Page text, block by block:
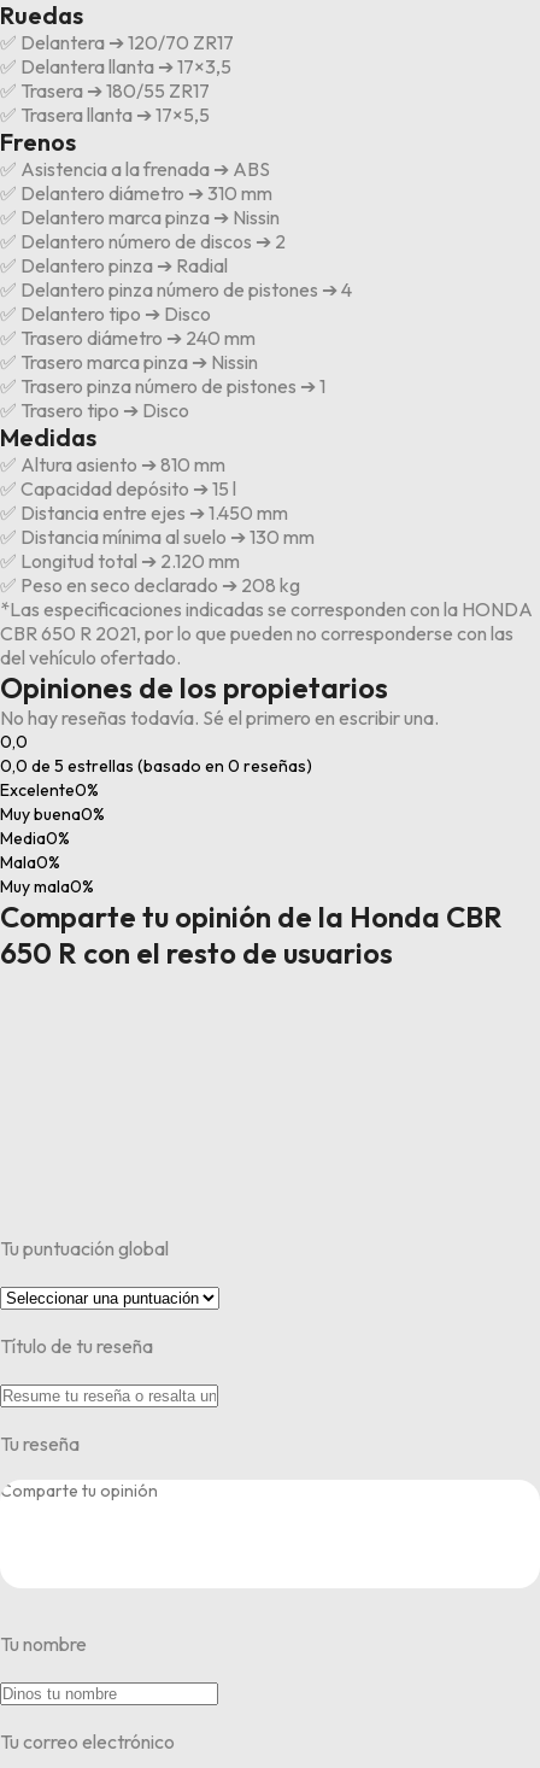
Ruedas
✅ Delantera ➔ 120/70 ZR17
✅ Delantera llanta ➔ 17×3,5
✅ Trasera ➔ 180/55 ZR17
✅ Trasera llanta ➔ 17×5,5
Frenos
✅ Asistencia a la frenada ➔ ABS
✅ Delantero diámetro ➔ 310 mm
✅ Delantero marca pinza ➔ Nissin
✅ Delantero número de discos ➔ 2
✅ Delantero pinza ➔ Radial
✅ Delantero pinza número de pistones ➔ 4
✅ Delantero tipo ➔ Disco
✅ Trasero diámetro ➔ 240 mm
✅ Trasero marca pinza ➔ Nissin
✅ Trasero pinza número de pistones ➔ 1
✅ Trasero tipo ➔ Disco
Medidas
✅ Altura asiento ➔ 810 mm
✅ Capacidad depósito ➔ 15 l
✅ Distancia entre ejes ➔ 1.450 mm
✅ Distancia mínima al suelo ➔ 130 mm
✅ Longitud total ➔ 2.120 mm
✅ Peso en seco declarado ➔ 208 kg
*Las especificaciones indicadas se corresponden con la HONDA
CBR 650 R 2021, por lo que pueden no corresponderse con las
del vehículo ofertado.
Opiniones de los propietarios
No hay reseñas todavía. Sé el primero en escribir una.
0,0
0,0 de 5 estrellas (basado en 0 reseñas)
Excelente0%
Muy buena0%
Media0%
Mala0%
Muy mala0%
Comparte tu opinión de la Honda CBR
650 R con el resto de usuarios
Tu puntuación global
Título de tu reseña
Tu reseña
Tu nombre
Tu correo electrónico